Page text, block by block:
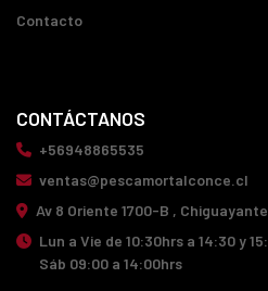
Contacto
CONTÁCTANOS
+56948865535
ventas@pescamortalconce.cl
Av 8 Oriente 1700-B , Chiguayante
Lun a Vie de 10:30hrs a 14:30 y
Sáb 09:00 a 14:00hrs